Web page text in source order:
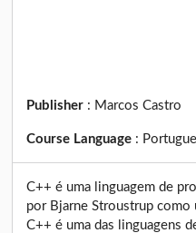
Publisher : Marcos Castro
Course Language :
C++ é uma linguagem de
por Bjarne Stroustrup como
C++ é uma das linguagens